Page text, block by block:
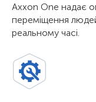
Axxon One надає
переміщення
реальному часі.